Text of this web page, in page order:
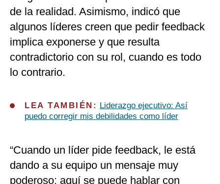
de la realidad. Asimismo, indicó que
algunos líderes creen que pedir feedback
implica exponerse y que resulta
contradictorio con su rol, cuando es todo
lo contrario.
LEA TAMBIÉN:
Liderazgo ejecutivo: Así
puedo corregir mis debilidades como líder
“Cuando un líder pide feedback, le está
dando a su equipo un mensaje muy
poderoso: aquí se puede hablar con